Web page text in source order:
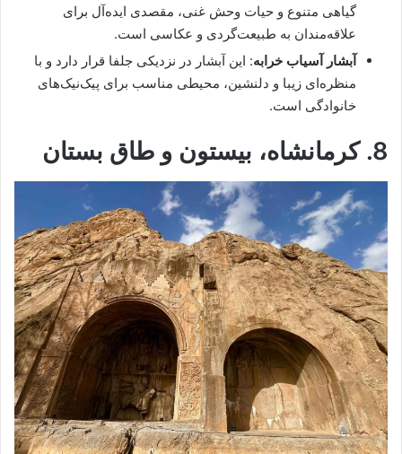
گیاهی متنوع و حیات وحش غنی، مقصدی ایده‌آل برای
علاقه‌مندان به طبیعت‌گردی و عکاسی است.
آبشار آسیاب خرابه: این آبشار در نزدیکی جلفا قرار دارد و با
منظره‌ای زیبا و دلنشین، محیطی مناسب برای پیک‌نیک‌های
خانوادگی است.
8. کرمانشاه، بیستون و طاق بستان